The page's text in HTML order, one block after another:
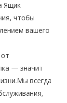
Ящик
чтобы
вашего
— значит
всегда